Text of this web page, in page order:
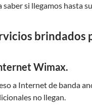
saber si llegamos hasta
brindados
Wimax.
a Internet de banda
no llegan.